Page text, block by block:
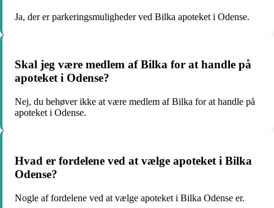
Ja, der er parkeringsmuligheder ved Bilka apoteket i Odense.
Skal jeg være medlem af Bilka for at handle på
apoteket i Odense?
Nej, du behøver ikke at være medlem af Bilka for at handle på
apoteket i Odense.
Hvad er fordelene ved at vælge apoteket i Bilka
Odense?
Nogle af fordelene ved at vælge apoteket i Bilka Odense er.